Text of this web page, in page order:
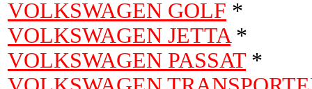
VOLKSWAGEN GOLF *
VOLKSWAGEN JETTA*
VOLKSWAGEN PASSAT *